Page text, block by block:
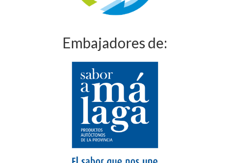
Embajadores de: